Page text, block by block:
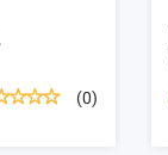
(0)